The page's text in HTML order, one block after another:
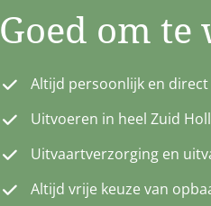
Goed om te
Altijd persoonlijk en
Uitvoeren in heel Zuid
Uitvaartverzorging en
Altijd vrije keuze van